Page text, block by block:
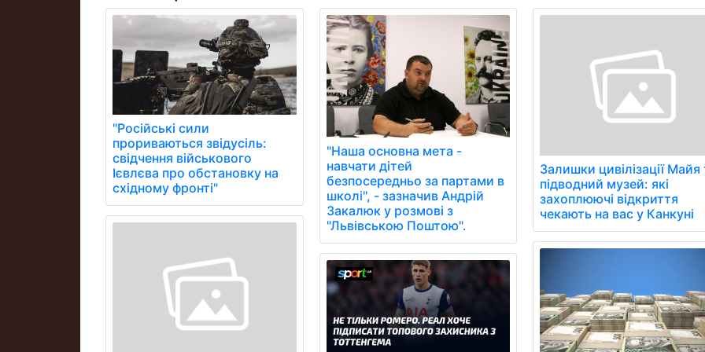
"Російські сили
прориваються звідусіль:
свідчення військового
Ієвлєва про обстановку на
східному фронті"
"Наша основна мета -
навчати дітей
безпосередньо за партами в
школі", - зазначив Андрій
Закалюк у розмові з
"Львівською Поштою".
Залишки цивілізації Майя
підводний музей: які
захоплюючі відкриття
чекають на вас у Канкуні